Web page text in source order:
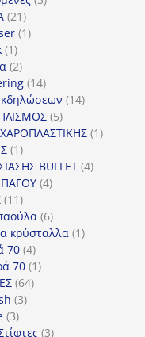
2121
προϊόντα
11
11
προϊόν
22
προϊόντα
1414
προϊόντα
1414
55
προϊόντα
11
11
προϊόν
BUFFET 44
44
1111
προϊόντα
66
προϊόντα
κρύσταλλα 11
70 44
προϊόντα
70 11
6464
33
33
προϊόντα
33